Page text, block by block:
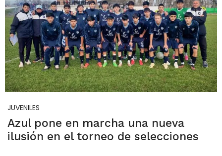
JUVENILES
Azul pone en marcha una nueva
ilusión en el torneo de selecciones